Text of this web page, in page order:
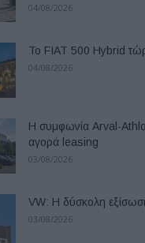
04/08/2026
Το FIAT 500 Hybrid
04/08/2026
Η συμφωνία Arval-
αγορά leasing
03/08/2026
VW: Η δύσκολη
03/08/2026